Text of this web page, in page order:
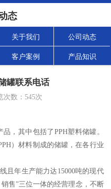
态
关于我们 公司动态
客户案例 产品知识
罐联系电话
数： 545次
，其中包括了PPH塑料储罐。
）材料制成的储罐，在各行业
且年生产能力达15000吨的现代
售”三位一体的经营理念，不断